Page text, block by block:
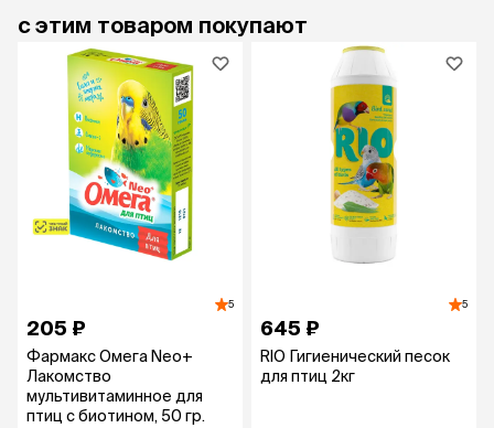
с этим товаром покупают
5
205 ₽
Фармакс Омега Neo+
Лакомство
мультивитаминное для
птиц с биотином, 50 гр.
5
645 ₽
RIO Гигиенический песок
для птиц 2кг